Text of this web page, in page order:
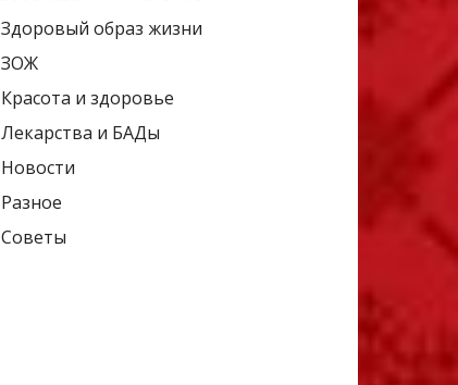
Здоровый образ жизни
ЗОЖ
Красота и здоровье
Лекарства и БАДы
Новости
Разное
Советы